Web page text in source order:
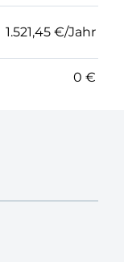
1.521,45 €/Jahr
0 €